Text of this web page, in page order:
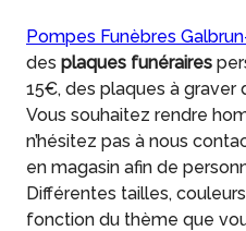
Pompes Funèbres
des plaques funéraires
15€, des plaques à graver
Vous souhaitez rendre
n’hésitez pas à nous
en magasin afin de
Différentes tailles,
fonction du thème que